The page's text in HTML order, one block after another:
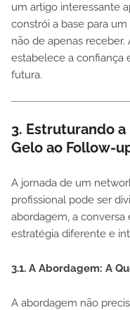
um artigo interessante
constrói a base para
não de apenas
estabelece a confiança
futura.
3. Estruturando
Gelo ao Follow-
A jornada de um
profissional pode ser
abordagem, a
estratégia diferente e
3.1. A Abordagem: A
A abordagem não